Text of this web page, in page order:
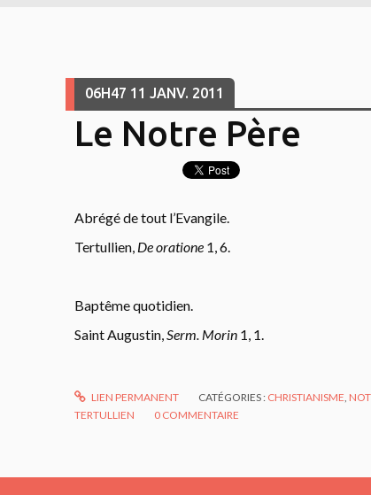
06H47 11 JANV. 2011
Le Notre Père
Abrégé de tout l’Evangile.
Tertullien, De oratione 1, 6.
Baptême quotidien.
Saint Augustin, Serm. Morin 1, 1.
LIEN PERMANENT CATÉGORIES : CHRISTIANISME ,
TERTULLIEN
0 COMMENTAIRE